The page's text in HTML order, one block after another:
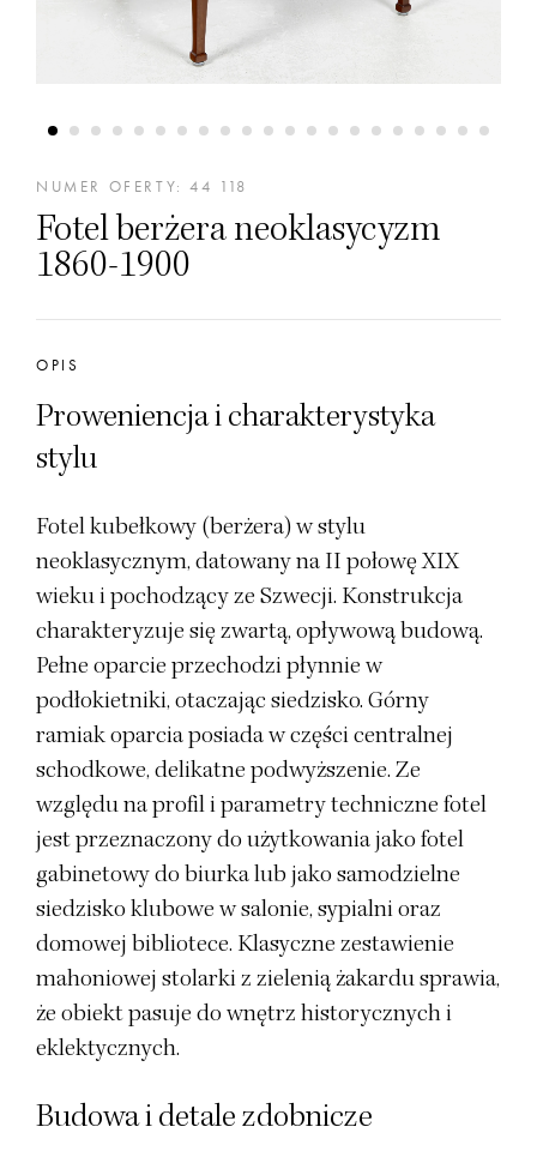
NUMER OFERTY: 44 118
Fotel berżera neoklasycyzm
1860-1900
OPIS
Proweniencja i charakterystyka
stylu
Fotel kubełkowy (berżera) w stylu
neoklasycznym, datowany na II połowę XIX
wieku i pochodzący ze Szwecji. Konstrukcja
charakteryzuje się zwartą, opływową budową.
Pełne oparcie przechodzi płynnie w
podłokietniki, otaczając siedzisko. Górny
ramiak oparcia posiada w części centralnej
schodkowe, delikatne podwyższenie. Ze
względu na profil i parametry techniczne fotel
jest przeznaczony do użytkowania jako fotel
gabinetowy do biurka lub jako samodzielne
siedzisko klubowe w salonie, sypialni oraz
domowej bibliotece. Klasyczne zestawienie
mahoniowej stolarki z zielenią żakardu sprawia,
że obiekt pasuje do wnętrz historycznych i
eklektycznych.
Budowa i detale zdobnicze